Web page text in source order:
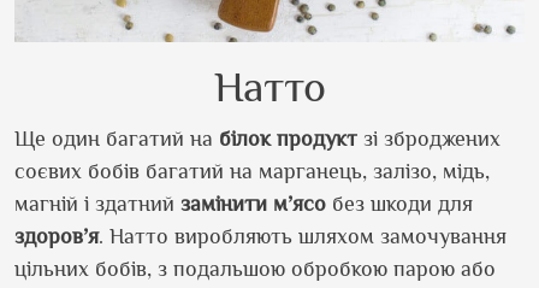
Натто
Ще один багатий на білок продукт зі зброджених
соєвих бобів багатий на марганець, залізо, мідь,
магній і здатний замінити м’ясо без шкоди для
здоров’я. Натто виробляють шляхом замочування
цільних бобів, з подальшою обробкою парою або